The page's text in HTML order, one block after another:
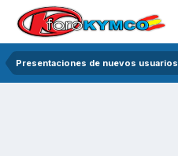
Presentaciones de nuevos usuarios